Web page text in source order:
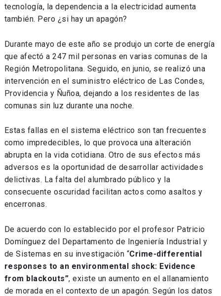
tecnología, la dependencia a la electricidad aumenta
también. Pero ¿si hay un apagón?
Durante mayo de este año se produjo un corte de energía
que afectó a 247 mil personas en varias comunas de la
Región Metropolitana. Seguido, en junio, se realizó una
intervención en el suministro eléctrico de Las Condes,
Providencia y Ñuñoa, dejando a los residentes de las
comunas sin luz durante una noche.
Estas fallas en el sistema eléctrico son tan frecuentes
como impredecibles, lo que provoca una alteración
abrupta en la vida cotidiana. Otro de sus efectos más
adversos es la oportunidad de desarrollar actividades
delictivas. La falta del alumbrado público y la
consecuente oscuridad facilitan actos como asaltos y
encerronas.
De acuerdo con lo establecido por el profesor Patricio
Domínguez del Departamento de Ingeniería Industrial y
de Sistemas en su investigación “Crime-differential
responses to an environmental shock: Evidence
from blackouts”, existe un aumento en el allanamiento
de morada en el contexto de un apagón. Según los datos